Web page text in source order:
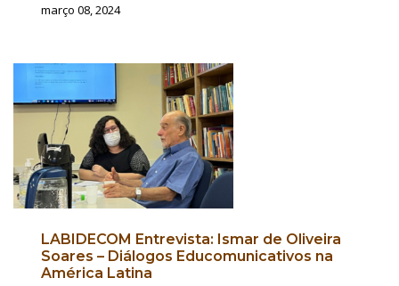
março 08, 2024
LABIDECOM Entrevista: Ismar de Oliveira
Soares – Diálogos Educomunicativos na
América Latina